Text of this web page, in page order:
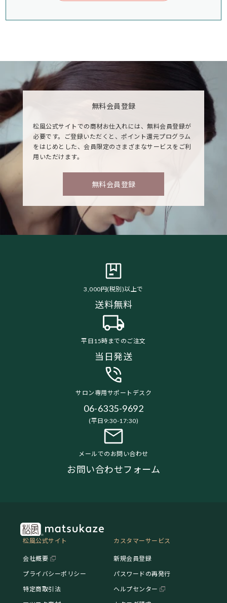
無料会員登録
松風公式サイトでの商材お仕入れには、無料会員登録が
必要です。ご登録いただくと、ポイント還元プログラム
をはじめとした、会員限定のさまざまなサービスをご利
用いただけます。
無料会員登録
3,000円(税別)以上で
送料無料
平日15時までのご注文
当日発送
サロン専用サポートデスク
06-6335-9692
(平日9:30-17:30)
メールでのお問い合わせ
お問い合わせフォーム
松風公式サイト
会社概要
プライバシーポリシー
特定商取引法
カスタマーサービス
新規会員登録
パスワードの再発行
ヘルプセンター